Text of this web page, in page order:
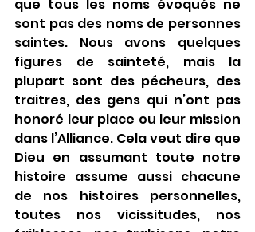
que tous les noms évoqués ne
sont pas des noms de personnes
saintes. Nous avons quelques
figures de sainteté, mais la
plupart sont des pécheurs, des
traitres, des gens qui n’ont pas
honoré leur place ou leur mission
dans l’Alliance. Cela veut dire que
Dieu en assumant toute notre
histoire assume aussi chacune
de nos histoires personnelles,
toutes nos vicissitudes, nos